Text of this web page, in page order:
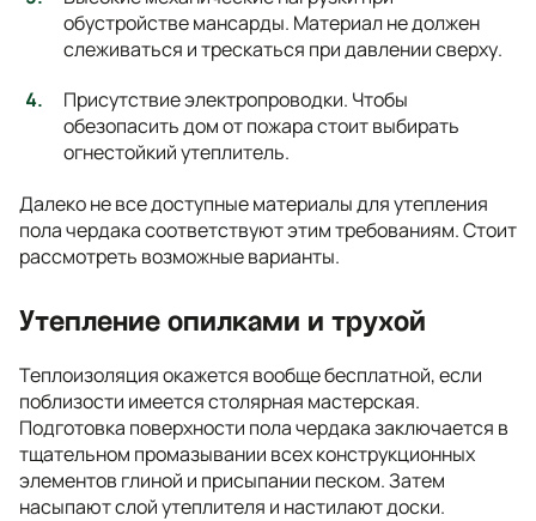
обустройстве мансарды. Материал не должен
слеживаться и трескаться при давлении сверху.
Присутствие электропроводки. Чтобы
обезопасить дом от пожара стоит выбирать
огнестойкий утеплитель.
Далеко не все доступные материалы для утепления
пола чердака соответствуют этим требованиям. Стоит
рассмотреть возможные варианты.
Утепление опилками и трухой
Теплоизоляция окажется вообще бесплатной, если
поблизости имеется столярная мастерская.
Подготовка поверхности пола чердака заключается в
тщательном промазывании всех конструкционных
элементов глиной и присыпании песком. Затем
насыпают слой утеплителя и настилают доски.